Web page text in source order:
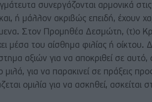
συνεργάζονται αρμονικά στις
ή μάλλον ακριβώς επειδή, έχουν
Στον Προμηθέα Δεσμώτη, (τ)ο
μέσα του αίσθημα φιλίας ή οίκτου.
αξιών για να αποκριθεί σε αυτό,
μιλά, για να παρακινεί σε πράξεις
ομιλία για να ασκηθεί, ασκείται